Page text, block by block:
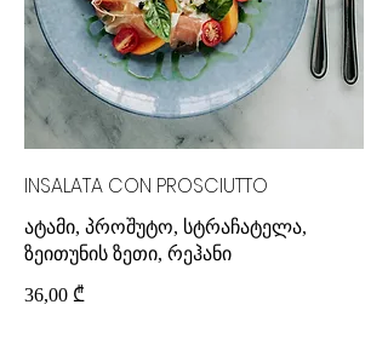
INSALATA CON PROSCIUTTO
ატამი, პროშუტო, სტრაჩატელა,
ზეითუნის ზეთი, რეჰანი
36,00 ₾